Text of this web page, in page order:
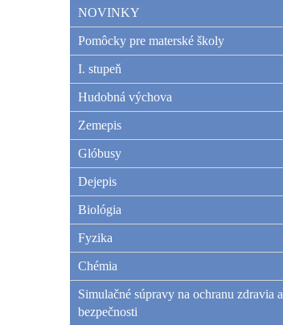
NOVINKY
Pomôcky pre materské školy
I. stupeň
Hudobná výchova
Zemepis
Glóbusy
Dejepis
Biológia
Fyzika
Chémia
Simulačné súpravy na ochranu zdravia a
bezpečnosti